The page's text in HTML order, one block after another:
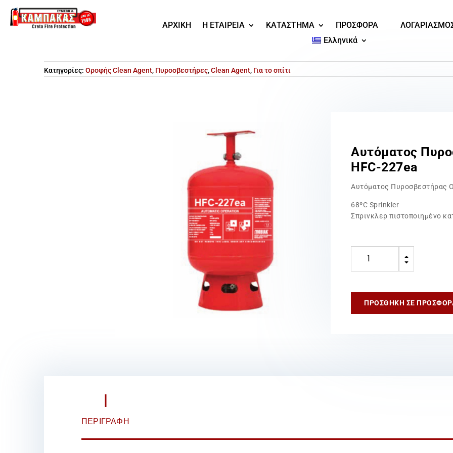
ΑΡΧΙΚΗ Η ΕΤΑΙΡΕΙΑ ΚΑΤΑΣΤΗΜΑ ΠΡΟΣΦΟΡΑ
Ελληνικά
Κατηγορίες: Οροφής Clean Agent, Πυροσβεστήρες,Clean Agent, Για το σπίτι
Αυτόματος
HFC-227ea
Αυτόματος Πυροσβεστήρας
68ºC Sprinkler
Σπρινκλερ πιστοποιημένο
Πυροσβεστήρας
B
C
ΠΡΟΣΘΉΚΗ ΣΕ
ΠΕΡΙΓΡΑΦΉ